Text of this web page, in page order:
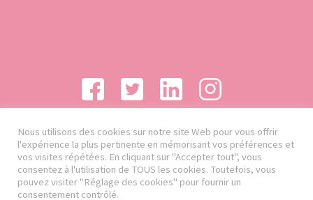
Nous utilisons des cookies sur notre site Web pour vous offrir
l'expérience la plus pertinente en mémorisant vos préférences et
vos visites répétées. En cliquant sur "Accepter tout", vous
consentez à l'utilisation de TOUS les cookies. Toutefois, vous
pouvez visiter "Réglage des cookies" pour fournir un
consentement contrôlé.